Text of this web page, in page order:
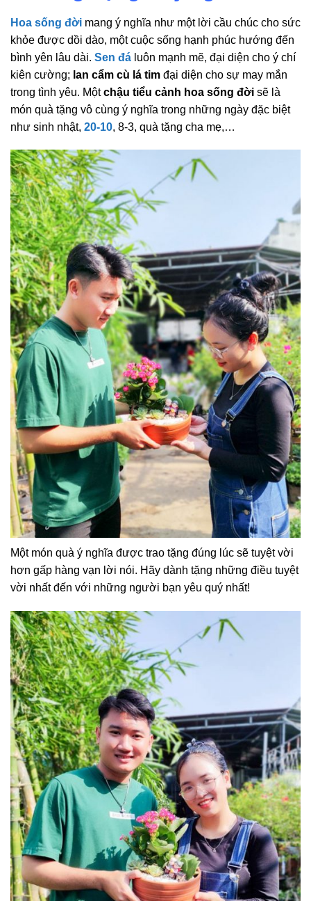
Hoa sống đời mang ý nghĩa như một lời cầu chúc cho sức
khỏe được dồi dào, một cuộc sống hạnh phúc hướng đến
bình yên lâu dài. Sen đá luôn mạnh mẽ, đại diện cho ý chí
kiên cường; lan cẩm cù lá tim đại diện cho sự may mắn
trong tình yêu. Mộtchậu tiểu cảnh hoa sống đời sẽ là
món quà tặng vô cùng ý nghĩa trong những ngày đặc biệt
như sinh nhật, 20-10, 8-3, quà tặng cha mẹ,…
Một món quà ý nghĩa được trao tặng đúng lúc sẽ tuyệt vời
hơn gấp hàng vạn lời nói. Hãy dành tặng những điều tuyệt
vời nhất đến với những người bạn yêu quý nhất!